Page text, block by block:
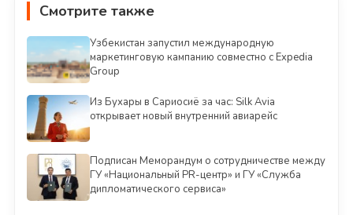
Смотрите также
Узбекистан запустил международную
маркетинговую кампанию совместно с Expedia
Group
Из Бухары в Сариосиё за час: Silk Avia
открывает новый внутренний авиарейс
Подписан Меморандум о сотрудничестве между
ГУ «Национальный PR-центр» и ГУ «Служба
дипломатического сервиса»